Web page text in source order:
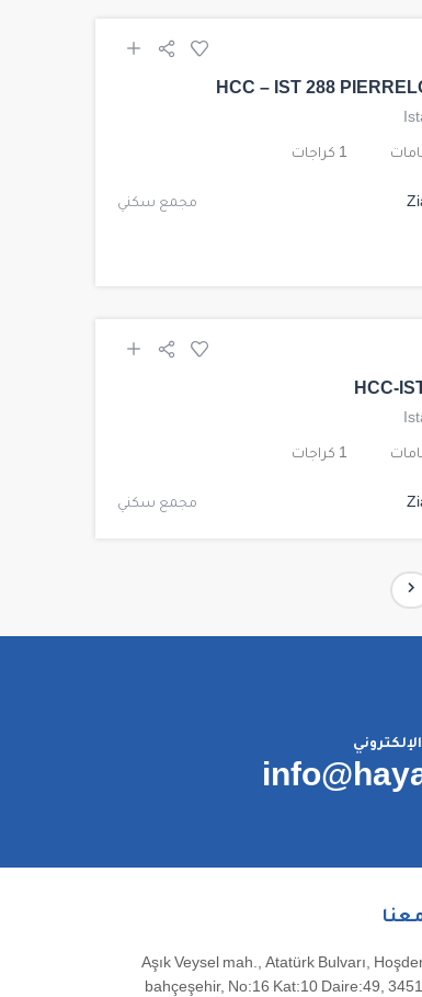
HCC – IST 288
1 كراجات
مجمع سكني
HCC-
1 كراجات
مجمع سكني
Aşık Veysel mah., Atatürk Bulvarı,
bahçeşehir, No:16 Kat:10 Daire:49,